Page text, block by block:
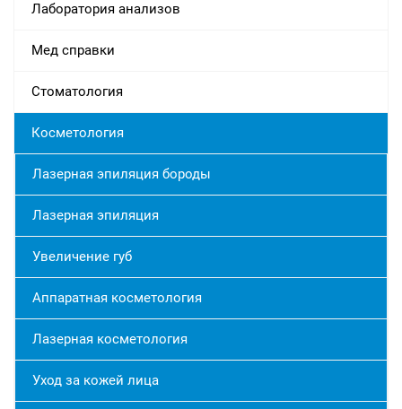
Лаборатория анализов
Мед справки
Стоматология
Косметология
Лазерная эпиляция бороды
Лазерная эпиляция
Увеличение губ
Аппаратная косметология
Лазерная косметология
Уход за кожей лица